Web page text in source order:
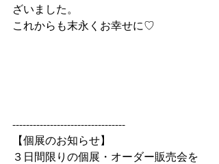
ざいました。
これからも末永くお幸せに♡
---------------------------------
【個展のお知らせ】
３日間限りの個展・オーダー販売会を